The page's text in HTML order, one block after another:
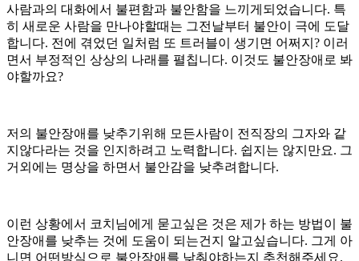
사람과의 대화에서 불편함과 불안함을 느끼게되었습니다. 특
히 새로운 사람을 만나야할때는 그전날부터 불안이 극에 도달
합니다. 전에 겪었던 일처럼 또 트러블이 생기면 어쩌지? 이러
면서 부정적인 상상의 나래를 펼칩니다. 이것도 불안장애로 봐
야할까요?
저의 불안장애를 낮추기위해 모든사람이 전직장의 그자와 같
지않다라는 것을 인지하려고 노력합니다. 쉽지는 않지만요. 그
거외에는 명상을 하면서 불안감을 낮추려합니다.
이런 상황에서 코치님에게 묻고싶은 것은 제가 하는 방법이 불
안장애를 낮추는 것에 도움이 되는건지 알고싶습니다. 그게 아
니면 어떤방식으로 불안장애를 낮춰야하는지 추천해주세요.